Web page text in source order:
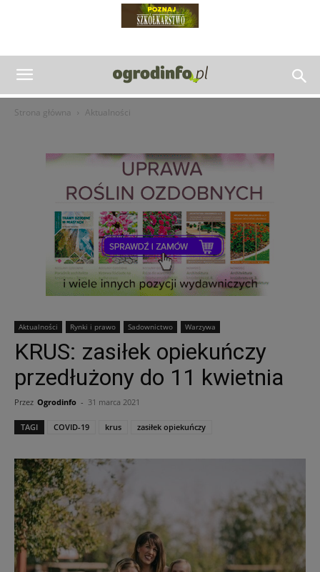
Strona główna Aktualności
Aktualności Rynki i prawo Sadownictwo Warzywa
KRUS: zasiłek opiekuńczy
przedłużony do 11 kwietnia
Przez Ogrodinfo - 31 marca 2021
TAGI COVID-19 krus zasiłek opiekuńczy